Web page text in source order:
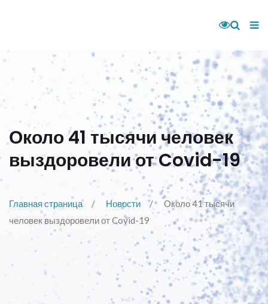
Около 41 тысячи человек
выздоровели от Covid-19
Главная страница Новости
Около 41 тысячи
человек выздоровели от Covid-19